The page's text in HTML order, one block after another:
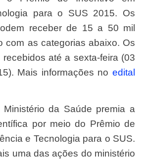
para o SUS 2015. Os
receber de 15 a 50 mil
com as categorias abaixo. Os
até a sexta-feira (03
Mais informações no edital
por meio do Prêmio de
e Tecnologia para o SUS.
uma das ações do ministério